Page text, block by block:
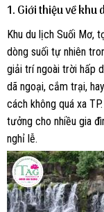
1.Giới thiệu về khu
Khu du lịch Suối Mơ,
dòng suối tự nhiên
giải trí ngoài trời hấp
dã ngoại, cắm trại,
cách không quá xa
tưởng cho nhiều gia
nghỉ lễ.